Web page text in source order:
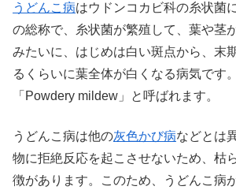
うどんこ病はウドンコカビ科の糸状菌
の総称で、糸状菌が繁殖して、葉や茎
みたいに、はじめは白い斑点から、末
るくらいに葉全体が白くなる病気です
「Powdery mildew」と呼ばれます。
うどんこ病は他の灰色かび病などとは
物に拒絶反応を起こさせないため、枯
徴があります。このため、うどんこ病